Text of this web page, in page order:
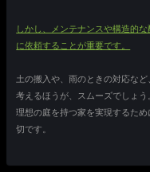
しかし、メンテナンスや構造的
に依頼することが重要です。
土の搬入や、雨のときの対応な
考えるほうが、スムーズでしょう
理想の庭を持つ家を実現するた
切です。